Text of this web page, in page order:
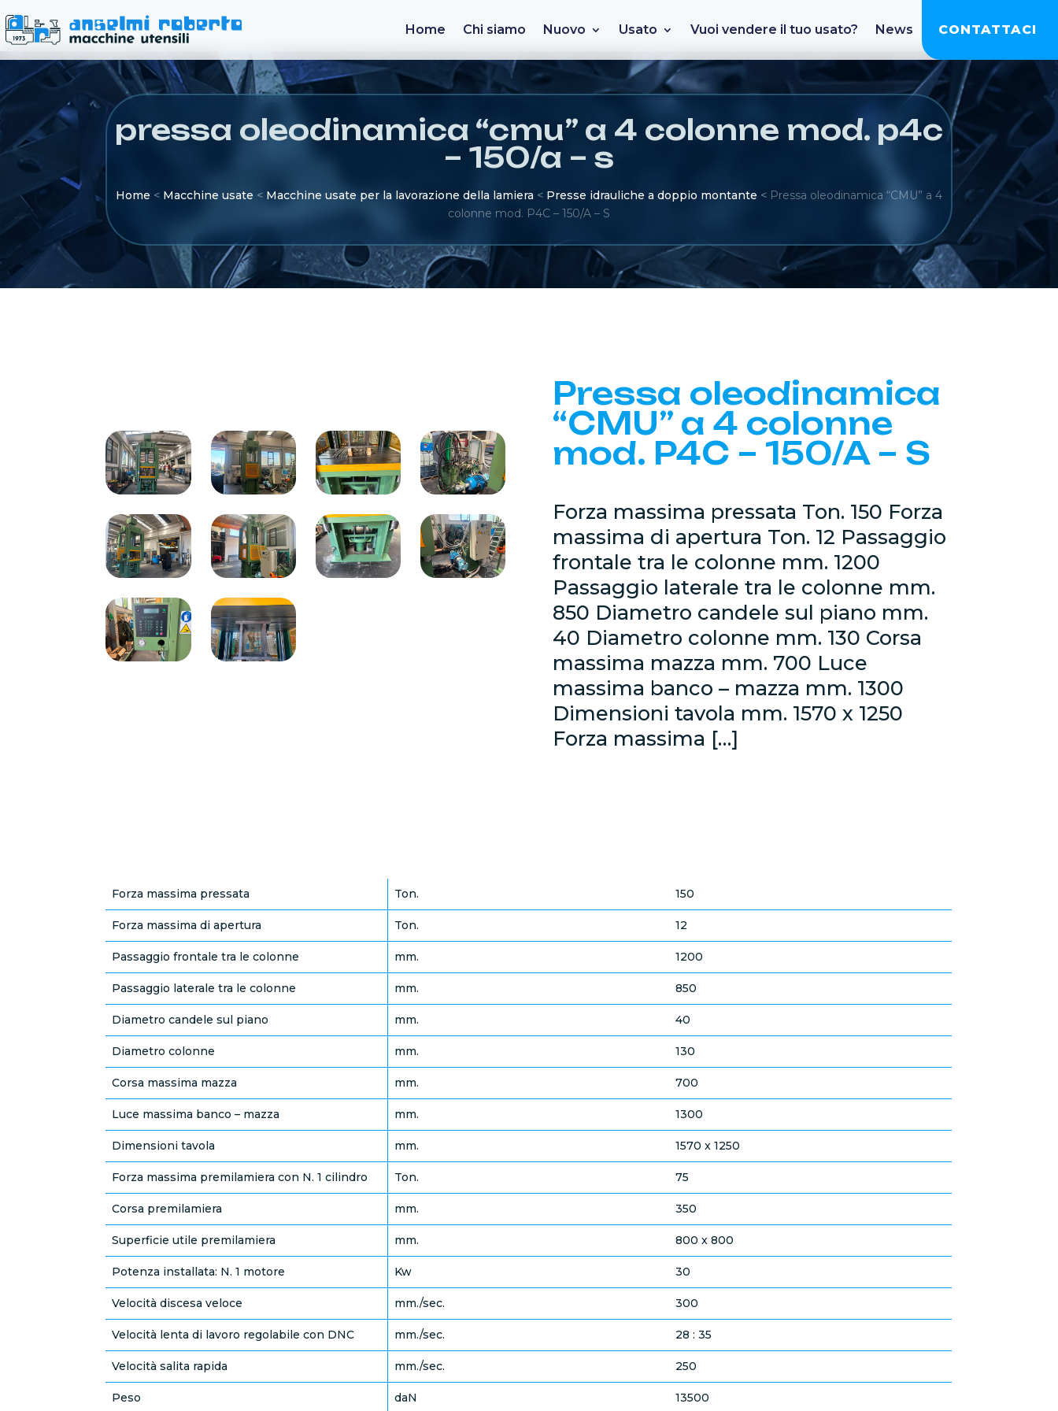
Home Chi siamo Nuovo Usato Vuoi vendere il tuo usato? News CONTATTACI
pressa oleodinamica “cmu” a 4 colonne mod. p4c
– 150/a – s
Home < Macchine usate < Macchine usate per la lavorazione della lamiera < Presse idrauliche a doppio montante < Pressa oleodinamica “CMU” a 4
colonne mod. P4C – 150/A – S
Pressa oleodinamica
“CMU” a 4 colonne
mod. P4C – 150/A – S
Forza massima pressata Ton. 150 Forza
massima di apertura Ton. 12 Passaggio
frontale tra le colonne mm. 1200
Passaggio laterale tra le colonne mm.
850 Diametro candele sul piano mm.
40 Diametro colonne mm. 130 Corsa
massima mazza mm. 700 Luce
massima banco – mazza mm. 1300
Dimensioni tavola mm. 1570 x 1250
Forza massima […]
Forza massima pressata Ton. 150
Forza massima di apertura Ton. 12
Passaggio frontale tra le colonne mm. 1200
Passaggio laterale tra le colonne mm. 850
Diametro candele sul piano mm. 40
Diametro colonne mm. 130
Corsa massima mazza mm. 700
Luce massima banco – mazza mm. 1300
Dimensioni tavola mm. 1570 x 1250
Forza massima premilamiera con N. 1 cilindro Ton. 75
Corsa premilamiera mm. 350
Superficie utile premilamiera mm. 800 x 800
Potenza installata: N. 1 motore Kw 30
Velocità discesa veloce mm./sec. 300
Velocità lenta di lavoro regolabile con DNC mm./sec. 28 : 35
Velocità salita rapida mm./sec. 250
Peso daN 13500